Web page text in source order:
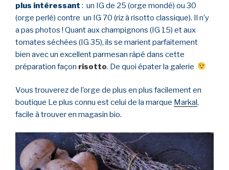
plus intéressant : un IG de 25 (orge mondé) ou 30
(orge perlé) contre un IG 70 (riz à risotto classique). Il n’y
a pas photos ! Quant aux champignons (IG 15) et aux
tomates séchées (IG 35), ils se marient parfaitement
bien avec un excellent parmesan râpé dans cette
préparation façon risotto. De quoi épater la galerie
Vous trouverez de l’orge de plus en plus facilement en
boutique Le plus connu est celui de la marque Markal,
facile à trouver en magasin bio.